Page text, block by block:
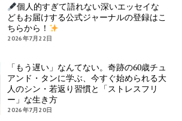
個人的すぎて語れない深いエッセイな
どもお届けする公式ジャーナルの登録はこ
ちらから！
2026年7月22日
「もう遅い」なんてない。奇跡の60歳チュ
アンド・タンに学ぶ、今すぐ始められる大
人のシン・若返り習慣と「ストレスフリ
ー」な生き方
2026年7月20日